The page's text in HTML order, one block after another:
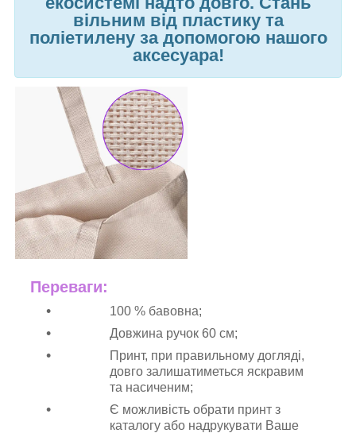
вільним від пластику та
поліетилену за допомогою нашого
аксесуара!
Переваги:
100 % бавовна;
Довжина ручок 60 см;
Принт, при правильному догляді,
довго залишатиметься яскравим
та насиченим;
Є можливість обрати принт з
каталогу або надрукувати Ваше